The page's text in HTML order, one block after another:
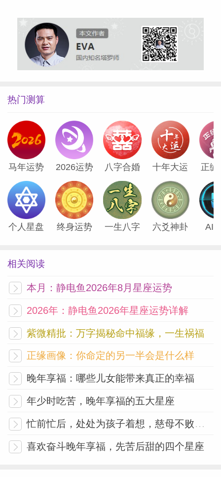
热门测算
马年运势 2026运势 八字合婚 十年大运 正缘
个人星盘 终身运势 一生八字 六爻神卦 AI
相关阅读
本月：静电鱼2026年8月星座运势
2026年：静电鱼2026年星座运势详解
紫微精批：万字揭秘命中福缘，一生祸福
正缘画像：你命定的另一半会是什么样
晚年享福：哪些儿女能带来真正的幸福
年少时吃苦，晚年享福的五大星座
忙前忙后，处处为孩子着想，慈母不败儿，晚年享福的三大星座女
喜欢奋斗晚年享福，先苦后甜的四个星座